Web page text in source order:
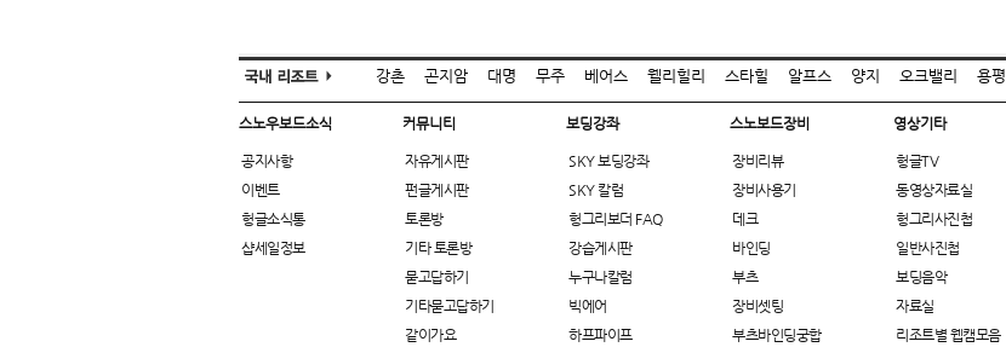
강촌 곤지암 대명 무주 베어스 웰리힐리 스타힐 알프스 양지 오크밸리 용평
스노우보드소식
공지사항
이벤트
헝글소식통
샵세일정보
커뮤니티
자유게시판
펀글게시판
토론방
기타 토론방
묻고답하기
기타묻고답하기
같이가요
보딩강좌
SKY 보딩강좌
SKY 칼럼
헝그리보더 FAQ
강습게시판
누구나칼럼
빅에어
하프파이프
스노보드장비
장비리뷰
장비사용기
데크
바인딩
부츠
장비셋팅
부츠바인딩궁합
영상기타
헝글TV
동영상자료실
헝그리사진첩
일반사진첩
보딩음악
자료실
리조트별 웹캠모음